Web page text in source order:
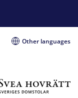
Other languages